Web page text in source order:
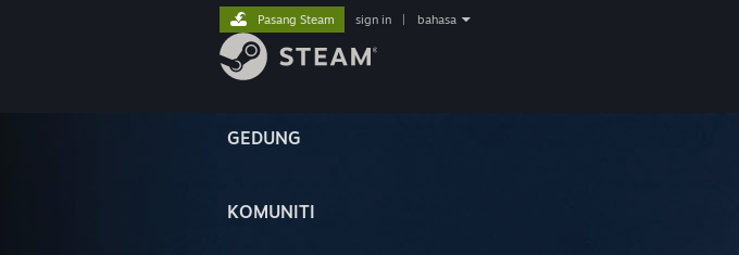
GEDUNG
KOMUNITI
Pasang Steam sign in bahasa